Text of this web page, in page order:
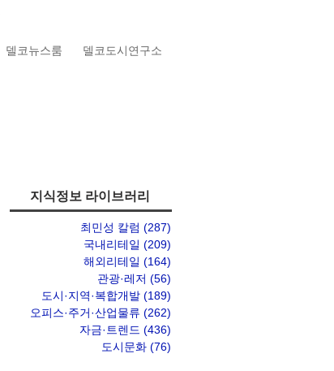
델코뉴스룸 델코도시연구소
지식정보 라이브러리
최민성 칼럼 (287)
국내리테일 (209)
해외리테일 (164)
관광·레저 (56)
도시·지역·복합개발 (189)
오피스·주거·산업물류 (262)
자금·트렌드 (436)
도시문화 (76)